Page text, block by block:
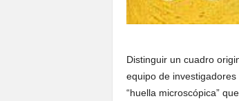
Distinguir un cuadro
equipo de
“huella microscópica”